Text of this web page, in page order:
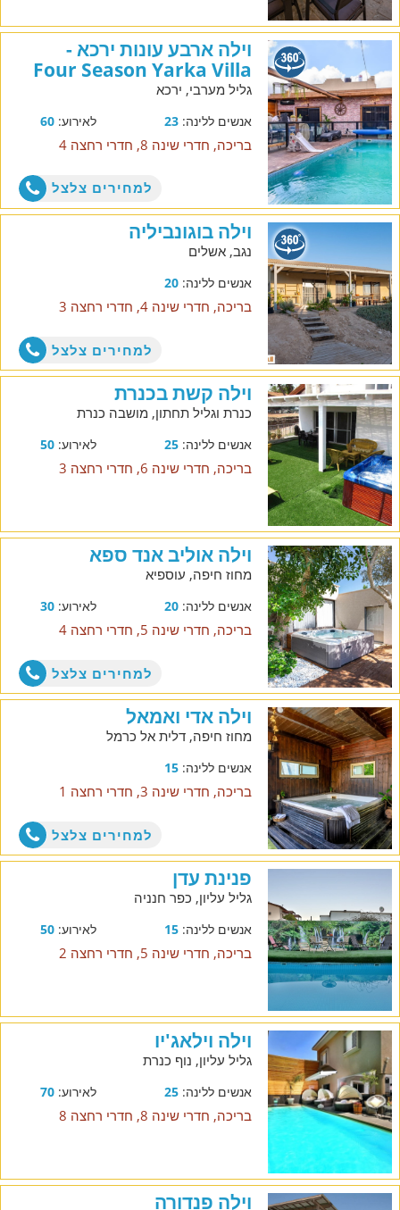
וילה ארבע עונות ירכא -
Four Season Yarka Villa
גליל מערבי, ירכא
אנשים ללינה:23 לאירוע:60
בריכה, חדרי שינה 8, חדרי רחצה 4
למחירים צלצל
וילה בוגונביליה
נגב, אשלים
אנשים ללינה:20
בריכה, חדרי שינה 4, חדרי רחצה 3
למחירים צלצל
וילה קשת בכנרת
כנרת וגליל תחתון, מושבה כנרת
אנשים ללינה:25 לאירוע:50
בריכה, חדרי שינה 6, חדרי רחצה 3
וילה אוליב אנד ספא
מחוז חיפה, עוספיא
אנשים ללינה:20 לאירוע:30
בריכה, חדרי שינה 5, חדרי רחצה 4
למחירים צלצל
וילה אדי ואמאל
מחוז חיפה, דלית אל כרמל
אנשים ללינה:15
בריכה, חדרי שינה 3, חדרי רחצה 1
למחירים צלצל
פנינת עדן
גליל עליון, כפר חנניה
אנשים ללינה:15 לאירוע:50
בריכה, חדרי שינה 5, חדרי רחצה 2
וילה וילאג'יו
גליל עליון, נוף כנרת
אנשים ללינה:25 לאירוע:70
בריכה, חדרי שינה 8, חדרי רחצה 8
וילה פנדורה